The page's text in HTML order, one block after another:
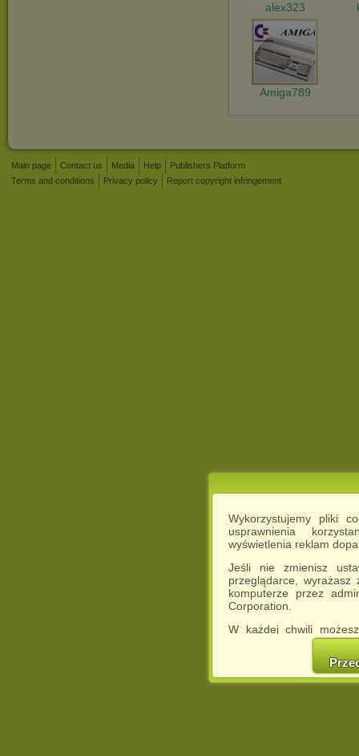
Wykorzystujemy pliki
usprawnienia
wyświetlenia reklam
Jeśli nie zmienisz
przeglądarce,
komputerze przez
Corporation.
W każdej chwili
cookies w swojej
w naszej
http://chomikuj.pl/
alex323
Amiga789
Main page Contact us Media Help
Publishers Platform
Terms and conditions
Privacy policy Report copyright infringement